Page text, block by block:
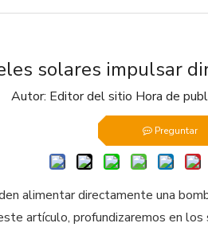
solares impulsar
Autor: Editor del sitio Hora de
Preguntar
alimentar directamente una
artículo, profundizaremos en